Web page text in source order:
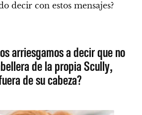
decir con estos mensajes?
arriesgamos a decir que no
de la propia Scully,
de su cabeza?